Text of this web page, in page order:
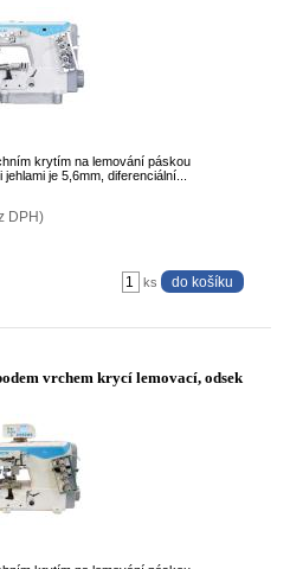
krytím na lemování páskou
je 5,6mm, diferenciální...
DPH)
ks
vrchem krycí lemovací, odsek